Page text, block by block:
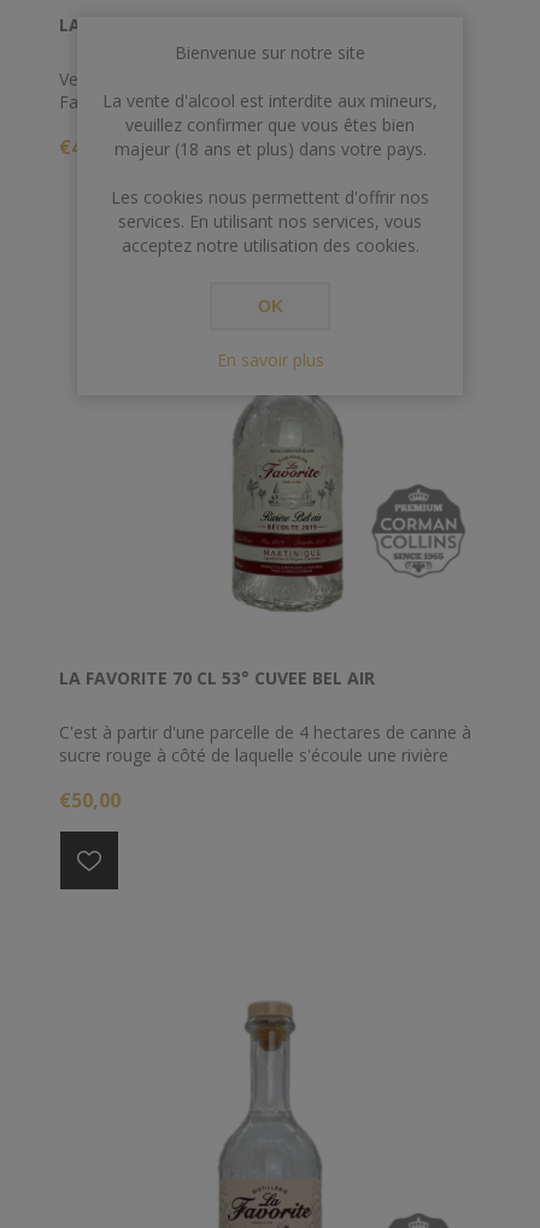
LA FAVORITE 70 CL 52° LA DIGUE 2020
Version 2020 du parcellaire "la digue" de chez la
Favorite, ce rhum blanc titrant 52% sera le meilleur
allié de vos ti' punch de l'été !
€45,00
LA FAVORITE 70 CL 53° CUVEE BEL AIR
C'est à partir d'une parcelle de 4 hectares de canne à
sucre rouge à côté de laquelle s'écoule une rivière
spéciale.
€50,00
Bienvenue sur notre site
La vente d'alcool est interdite aux mineurs,
veuillez confirmer que vous êtes bien
majeur (18 ans et plus) dans votre pays.
Les cookies nous permettent d'offrir nos
services. En utilisant nos services, vous
acceptez notre utilisation des cookies.
OK
En savoir plus